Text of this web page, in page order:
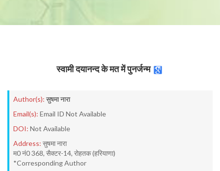
स्वामी दयानन्द के मत में पुनर्जन्म
Author(s): सुषमा नारा
Email(s): Email ID Not Available
DOI: Not Available
Address: सुषमा नारा
म0 नं0 368, सैक्टर-14, रोहतक (हरियाणा)
*Corresponding Author